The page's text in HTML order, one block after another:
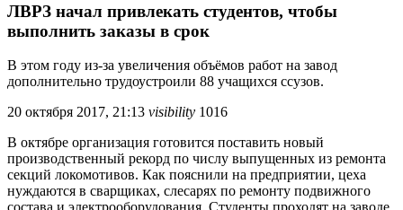
ЛВРЗ начал привлекать студентов, чтобы
выполнить заказы в срок
В этом году из-за увеличения объёмов работ на завод
дополнительно трудоустроили 88 учащихся ссузов.
20 октября 2017, 21:13 visibility 1016
В октябре организация готовится поставить новый
производственный рекорд по числу выпущенных из ремонта
секций локомотивов. Как пояснили на предприятии, цеха
нуждаются в сварщиках, слесарях по ремонту подвижного